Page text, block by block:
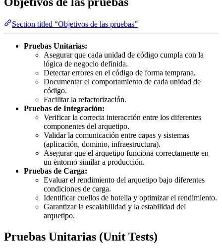
Section titled “Objetivos de las pruebas”
Pruebas Unitarias:
Asegurar que cada unidad de código cumpla con la
lógica de negocio definida.
Detectar errores en el código de forma temprana.
Documentar el comportamiento de cada unidad de
código.
Facilitar la refactorización.
Pruebas de Integración:
Verificar la correcta interacción entre los diferentes
componentes del arquetipo.
Validar la comunicación entre capas y sistemas
(aplicación, dominio, infraestructura).
Asegurar que el arquetipo funciona correctamente en
un entorno similar a producción.
Pruebas de Carga:
Evaluar el rendimiento del arquetipo bajo diferentes
condiciones de carga.
Identificar cuellos de botella y optimizar el rendimiento.
Garantizar la escalabilidad y la estabilidad del
arquetipo.
Pruebas Unitarias (Unit Tests)